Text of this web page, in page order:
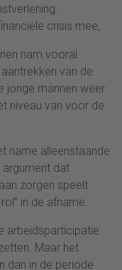
crisis mee,
nam vooral
van de
jonge mannen weer
niveau van voor de
name alleenstaande
argument dat
zorgen speelt
in de afname.
arbeidsparticipatie
Maar het
dan in de periode